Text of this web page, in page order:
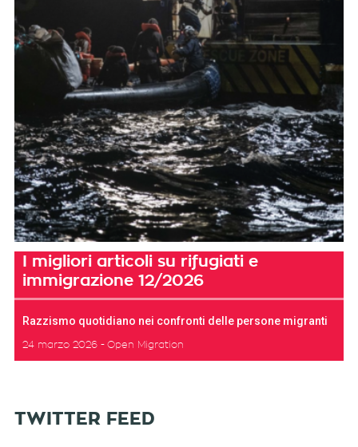
I migliori articoli su rifugiati e
immigrazione 12/2026
Razzismo quotidiano nei confronti delle persone migranti
24 marzo 2026 Open Migration
TWITTER FEED